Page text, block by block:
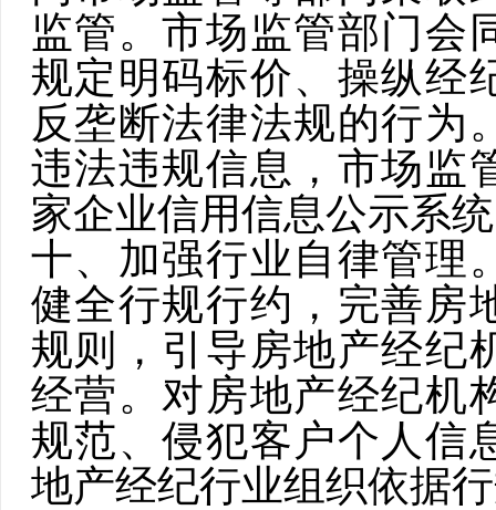
监管。市场监管部门会
规定明码标价、操纵经
反垄断法律法规的行为
违法违规信息，市场监
家企业信用信息公示系
十、加强行业自律管理
健全行规行约，完善房
规则，引导房地产经纪
经营。对房地产经纪机
规范、侵犯客户个人信
地产经纪行业组织依据